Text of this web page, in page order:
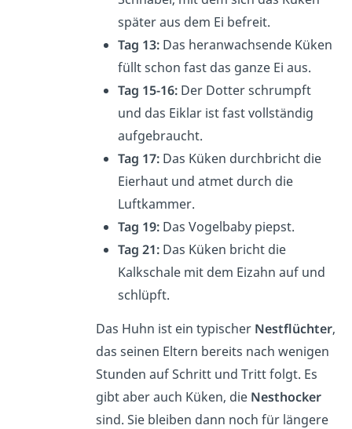
später aus dem Ei befreit.
Tag 13: Das heranwachsende Küken
füllt schon fast das ganze Ei aus.
Tag 15-16: Der Dotter schrumpft
und das Eiklar ist fast vollständig
aufgebraucht.
Tag 17: Das Küken durchbricht die
Eierhaut und atmet durch die
Luftkammer.
Tag 19: Das Vogelbaby piepst.
Tag 21: Das Küken bricht die
Kalkschale mit dem Eizahn auf und
schlüpft.
Das Huhn ist ein typischer Nestflüchter,
das seinen Eltern bereits nach wenigen
Stunden auf Schritt und Tritt folgt. Es
gibt aber auch Küken, die Nesthocker
sind. Sie bleiben dann noch für längere